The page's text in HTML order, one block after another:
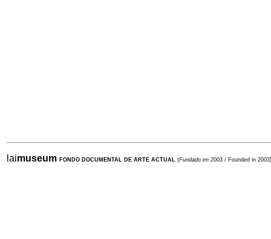
laimuseum FONDO DOCUMENTAL DE ARTE ACTUAL (Fundado en 2003 / Founded in